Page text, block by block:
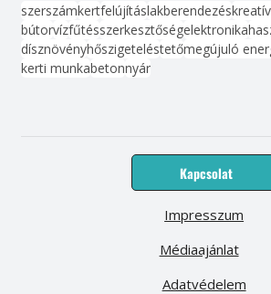
szerszámkertfelújításlakberendezés
bútorvízfűtésszerkesztőségelektronika
dísznövényhőszigeteléstetőmegújuló
kerti munkabetonnyár
Kapcsolat
Médiaajánlat
Impresszum
Adatvédelem